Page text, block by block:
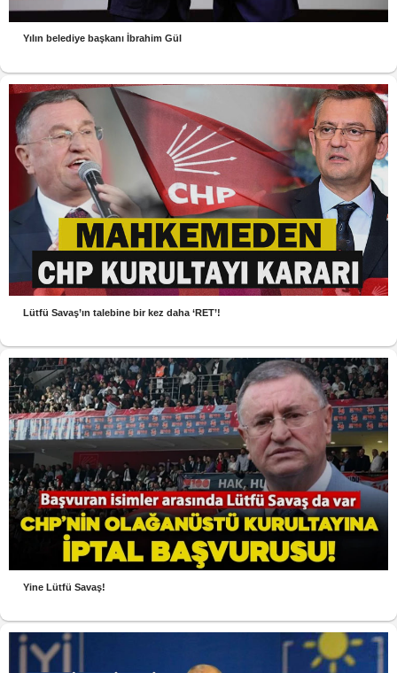
Yılın belediye başkanı İbrahim Gül
Lütfü Savaş’ın talebine bir kez daha ‘RET’!
Yine Lütfü Savaş!